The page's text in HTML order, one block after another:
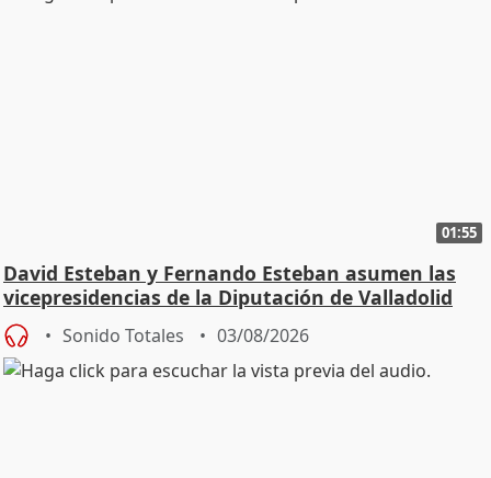
01:55
David Esteban y Fernando Esteban asumen las
vicepresidencias de la Diputación de Valladolid
Sonido Totales 03/08/2026